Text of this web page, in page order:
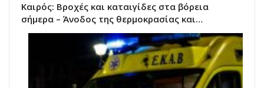
Καιρός: Βροχές και καταιγίδες στα βόρεια
σήμερα – Άνοδος της θερμοκρασίας και…